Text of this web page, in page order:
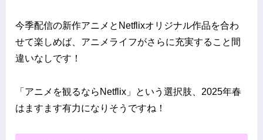
今季配信の新作アニメとNetflixオリジナル作品を合わ
せて楽しめば、アニメライフがさらに充実すること間
違いなしです！
「アニメを観るならNetflix」という選択肢、2025年春
はますます有力になりそうですね！